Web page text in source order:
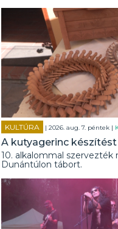
KULTÚRA | 2026. aug. 7. péntek |
A kutyagerinc
10. alkalommal
Dunántúlon tábort.